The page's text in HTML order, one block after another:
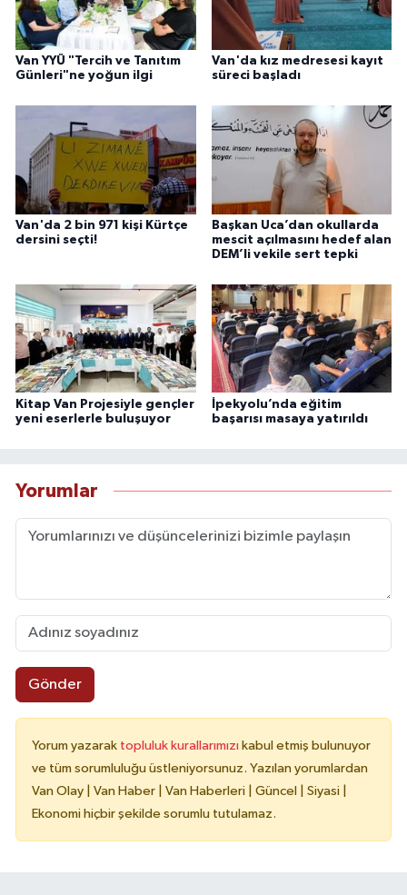
Van YYÜ "Tercih ve Tanıtım
Günleri"ne yoğun ilgi
Van'da kız medresesi kayıt
süreci başladı
Van'da 2 bin 971 kişi Kürtçe
dersini seçti!
Başkan Uca’dan okullarda
mescit açılmasını hedef alan
DEM’li vekile sert tepki
Kitap Van Projesiyle gençler
yeni eserlerle buluşuyor
İpekyolu’nda eğitim
başarısı masaya yatırıldı
Yorumlar
Gönder
Yorum yazarak topluluk kurallarımızı kabul etmiş bulunuyor
ve tüm sorumluluğu üstleniyorsunuz. Yazılan yorumlardan
Van Olay | Van Haber | Van Haberleri | Güncel | Siyasi |
Ekonomi hiçbir şekilde sorumlu tutulamaz.